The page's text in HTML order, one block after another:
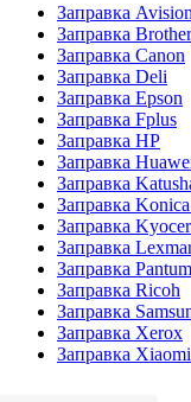
Заправка Avision
Заправка Brother
Заправка Canon
Заправка Deli
Заправка Epson
Заправка Fplus
Заправка HP
Заправка
Заправка
Заправка
Заправка
Заправка
Заправка Pantum
Заправка Ricoh
Заправка
Заправка Xerox
Заправка